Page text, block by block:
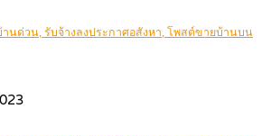
นด่วน, รับจ้างลงประกาศอสังหา, โพสต์ขายบ้านบน